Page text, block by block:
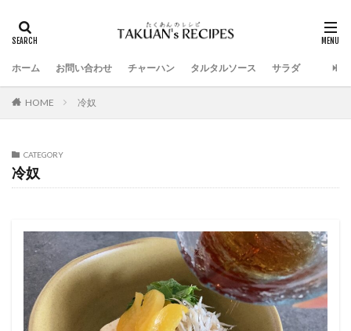
ホーム お問い合わせ チャーハン タルタルソース サラダ
HOME 冷奴
CATEGORY
冷奴